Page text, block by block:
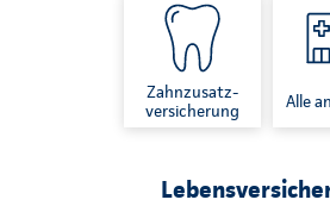
Zahnzusatz-
versicherung
Alle